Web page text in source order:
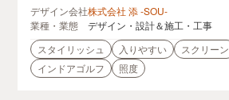
デザイン会社
株式会社 添 -SOU-
業種・業態
デザイン・設計＆施工・工事
スタイリッシュ
入りやすい スクリーン
インドアゴルフ
照度